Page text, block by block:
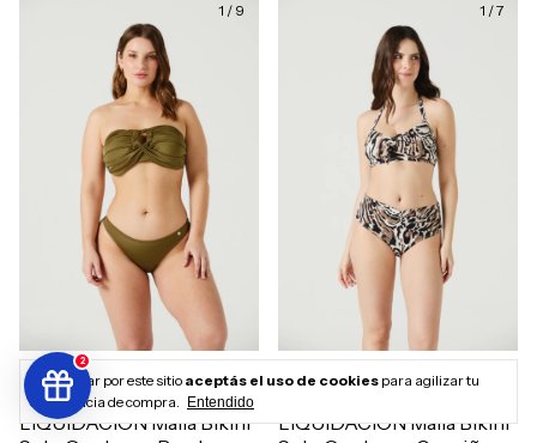
Al navegar por este sitio aceptás el uso de cookies para agilizar tu
experiencia de compra.
Entendido
1 / 9
LIQUIDACION Malla Bikini
+1
1 /7
LIQUIDACION Malla Bikini
+2
2